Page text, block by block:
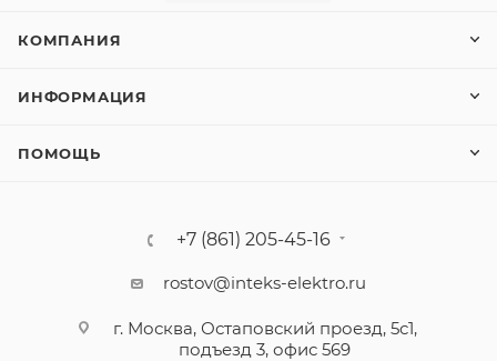
КОМПАНИЯ
ИНФОРМАЦИЯ
ПОМОЩЬ
+7 (861) 205-45-16
rostov@inteks-elektro.ru
г. Москва, Остаповский проезд, 5с1,
подъезд 3, офис 569